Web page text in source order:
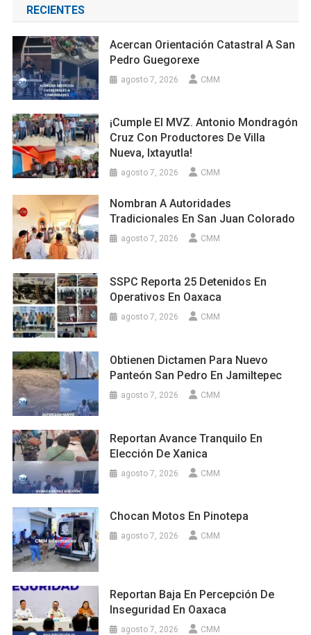
RECIENTES
Acercan Orientación Catastral A San
Pedro Guegorexe
agosto 7, 2026 CMM
¡Cumple El MVZ. Antonio Mondragón
Cruz Con Productores De Villa
Nueva, Ixtayutla!
agosto 7, 2026 CMM
Nombran A Autoridades
Tradicionales En San Juan Colorado
agosto 7, 2026 CMM
SSPC Reporta 25 Detenidos En
Operativos En Oaxaca
agosto 7, 2026 CMM
Obtienen Dictamen Para Nuevo
Panteón San Pedro En Jamiltepec
agosto 7, 2026 CMM
Reportan Avance Tranquilo En
Elección De Xanica
agosto 7, 2026 CMM
Chocan Motos En Pinotepa
agosto 7, 2026 CMM
Reportan Baja En Percepción De
Inseguridad En Oaxaca
agosto 7, 2026 CMM